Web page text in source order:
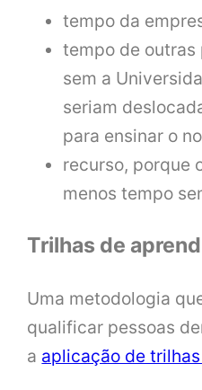
tempo da
tempo de outras
sem a
seriam
para ensinar o
recurso, porque
menos tempo
Trilhas de
Uma metodologia
qualificar pessoas
a aplicação de